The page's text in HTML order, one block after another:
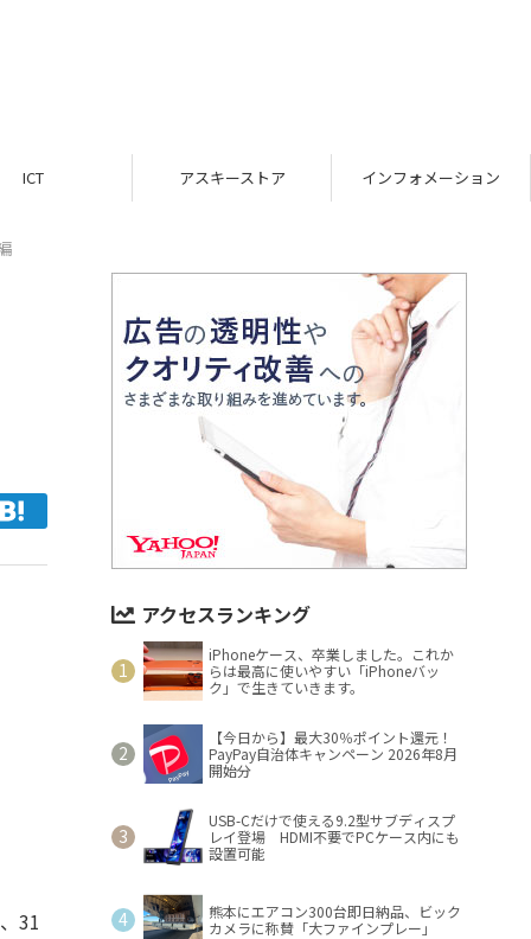
ICT アスキーストア インフォメーション
31
アクセスランキング
iPhoneケース、卒業しました。これか
らは最高に使いやすい「iPhoneバッ
ク」で生きていきます。
【今日から】最大30％ポイント還元！
PayPay自治体キャンペーン 2026年8月
開始分
USB-Cだけで使える9.2型サブディスプ
レイ登場 HDMI不要でPCケース内にも
設置可能
熊本にエアコン300台即日納品、ビック
カメラに称賛「大ファインプレー」